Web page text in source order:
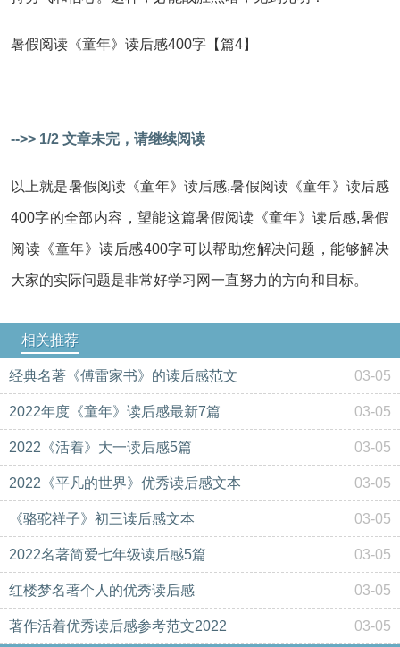
暑假阅读《童年》读后感400字【篇4】
-->> 1/2 文章未完，请继续阅读
以上就是暑假阅读《童年》读后感,暑假阅读《童年》读后感
400字的全部内容，望能这篇暑假阅读《童年》读后感,暑假
阅读《童年》读后感400字可以帮助您解决问题，能够解决
大家的实际问题是非常好学习网一直努力的方向和目标。
相关推荐
经典名著《傅雷家书》的读后感范文 03-05
2022年度《童年》读后感最新7篇 03-05
2022《活着》大一读后感5篇 03-05
2022《平凡的世界》优秀读后感文本 03-05
《骆驼祥子》初三读后感文本 03-05
2022名著简爱七年级读后感5篇 03-05
红楼梦名著个人的优秀读后感 03-05
著作活着优秀读后感参考范文2022 03-05